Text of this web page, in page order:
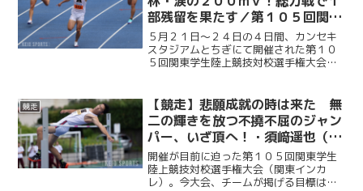
部残留を果たす／第１０５回関東
学生陸上競技対校選手権大会
５月２１日〜２４日の４日間、カンセキ
スタジアムとちぎにて開催された第１０
５回関東学生陸上競技対校選手権大会。
部降格の危機に瀕した。しかし３日目に
細萱颯生（政３・桐朋）が...
競走
【競走】悲願成就の時は来た 無
二の輝きを放つ不撓不屈のジャン
パー、いざ頂へ！・須﨑遥也（後
編）／関東インカレ直前インタビ
ュー２０２６・第５弾
開催が目前に迫った第１０５回関東学生
陸上競技対校選手権大会（関東インカ
レ）。今大会、チームが掲げる目標は